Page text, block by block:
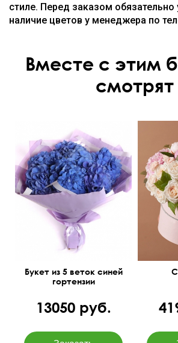
стиле. Перед заказом обязательно
наличие цветов у менеджера по
Вместе с этим
смотрят
Букет из 5 веток синей
гортензии
13050 руб.